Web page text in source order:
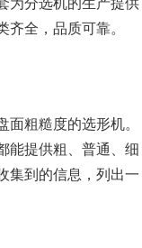
全，品质可靠。
粗糙度的选形机。
能提供粗、普通、细
集到的信息，列出一